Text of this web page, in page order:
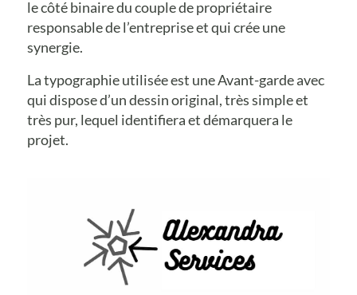
le côté binaire du couple de propriétaire
responsable de l’entreprise et qui crée une
synergie.
La typographie utilisée est une Avant-garde avec
qui dispose d’un dessin original, très simple et
très pur, lequel identifiera et démarquera le
projet.